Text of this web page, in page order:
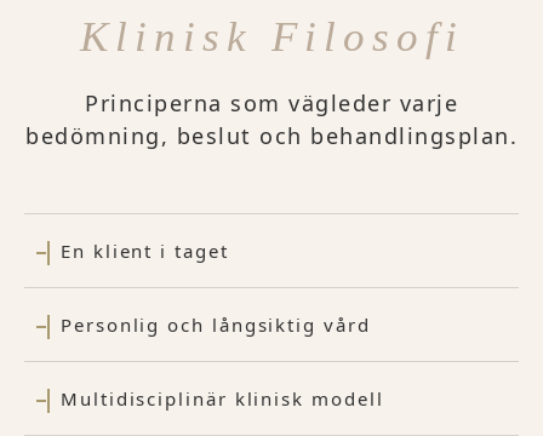
Klinisk Filosofi
Principerna som vägleder varje
bedömning, beslut och behandlingsplan.
En klient i taget
Personlig och långsiktig vård
Multidisciplinär klinisk modell